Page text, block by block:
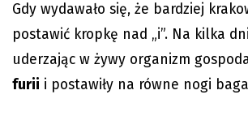
Gdy wydawało się, że bardziej
postawić kropkę nad „i”. Na kilka
uderzając w żywy organizm
furii i postawiły na równe nogi